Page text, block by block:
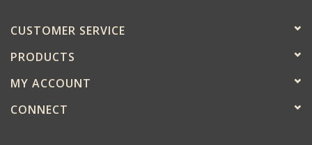
CUSTOMER SERVICE
PRODUCTS
MY ACCOUNT
CONNECT